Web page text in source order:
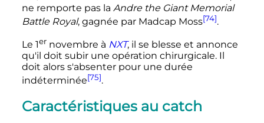
ne remporte pas la Andre the Giant Memorial
Battle Royal, gagnée par Madcap Moss[74].
Le 1er novembre à NXT, il se blesse et annonce
qu'il doit subir une opération chirurgicale. Il
doit alors s'absenter pour une durée
indéterminée[75].
Caractéristiques au catch